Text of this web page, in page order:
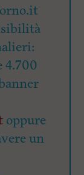
4.700
oppure
un